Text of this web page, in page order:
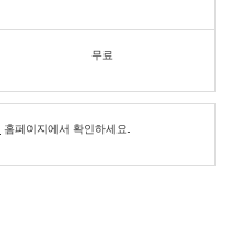
무료
홈페이지에서 확인하세요.